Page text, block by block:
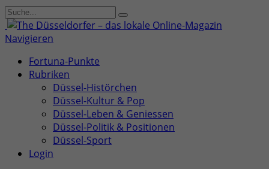
Navigieren
Fortuna-Punkte
Rubriken
Düssel-Histörchen
Düssel-Kultur & Pop
Düssel-Leben & Geniessen
Düssel-Politik & Positionen
Düssel-Sport
Login